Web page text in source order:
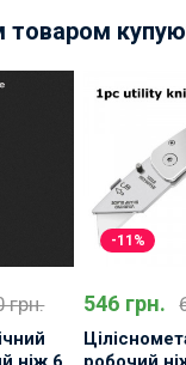
товаром
грн.
-11%
546 грн.